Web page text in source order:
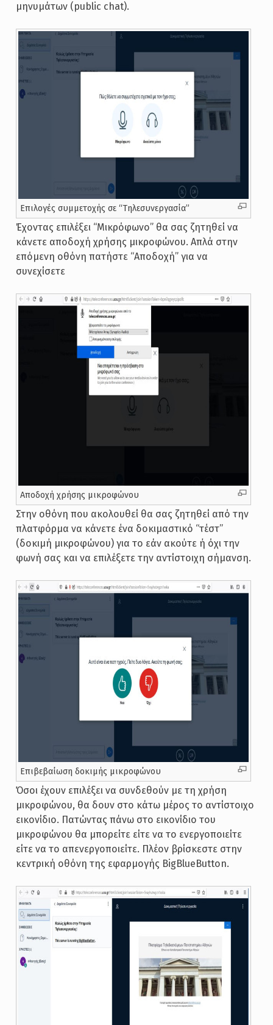
μηνυμάτων (public chat).
Επιλογές συμμετοχής σε “Τηλεσυνεργασία”
Έχοντας επιλέξει “Μικρόφωνο” θα σας ζητηθεί να
κάνετε αποδοχή χρήσης μικροφώνου. Απλά στην
επόμενη οθόνη πατήστε “Αποδοχή” για να
συνεχίσετε
Αποδοχή χρήσης μικροφώνου
Στην οθόνη που ακολουθεί θα σας ζητηθεί από την
πλατφόρμα να κάνετε ένα δοκιμαστικό “τέστ”
(δοκιμή μικροφώνου) για το εάν ακούτε ή όχι την
φωνή σας και να επιλέξετε την αντίστοιχη σήμανση.
Επιβεβαίωση δοκιμής μικροφώνου
Όσοι έχουν επιλέξει να συνδεθούν με τη χρήση
μικροφώνου, θα δουν στο κάτω μέρος το αντίστοιχο
εικονίδιο. Πατώντας πάνω στο εικονίδιο του
μικροφώνου θα μπορείτε είτε να το ενεργοποιείτε
είτε να το απενεργοποιείτε. Πλέον βρίσκεστε στην
κεντρική οθόνη της εφαρμογής BigBlueButton.